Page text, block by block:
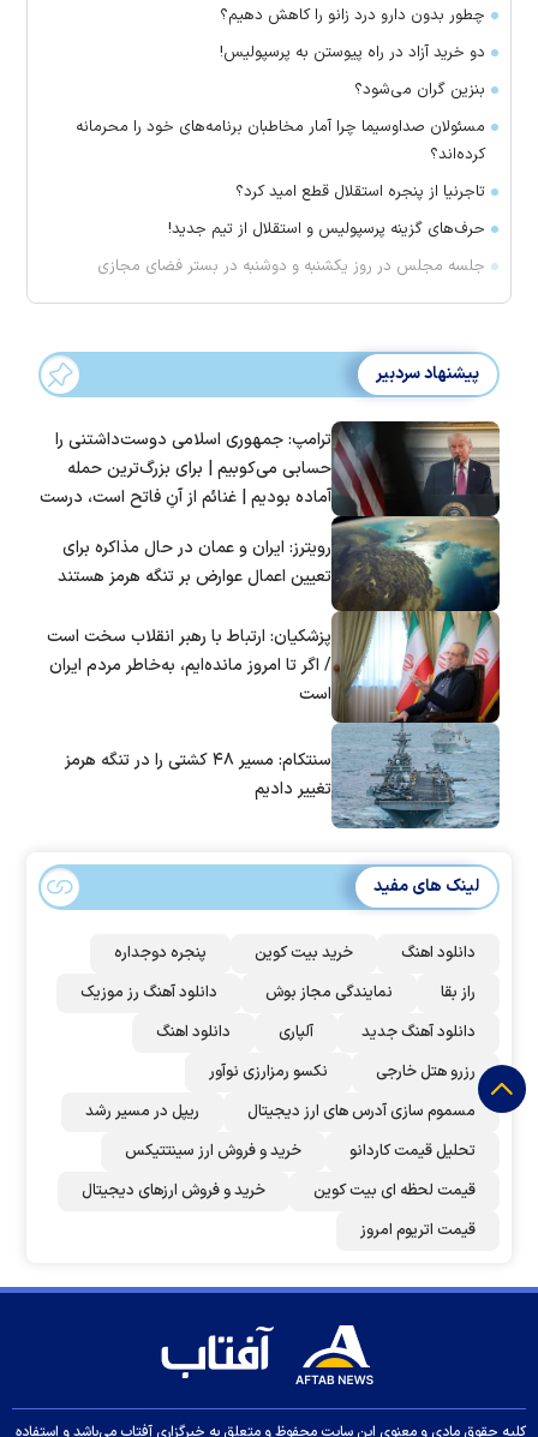
چطور بدون دارو درد زانو را کاهش دهیم؟
دو خرید آزاد در راه پیوستن به پرسپولیس!
بنزین گران می‌شود؟
مسئولان صداوسیما چرا آمار مخاطبان برنامه‌های خود را محرمانه
کرده‌اند؟
تاجرنیا از پنجره استقلال قطع امید کرد؟
حرف‌های گزینه پرسپولیس و استقلال از تیم جدید!
جلسه مجلس در روز یکشنبه و دوشنبه در بستر فضای مجازی
پیشنهاد سردبیر
ترامپ: جمهوری اسلامی دوست‌داشتنی را
حسابی می‌کوبیم | برای بزرگ‌ترین حمله
آماده بودیم | غنائم از آنِ فاتح است، درست
رویترز: ایران و عمان در حال مذاکره برای
تعیین اعمال عوارض بر تنگه هرمز هستند
پزشکیان: ارتباط با رهبر انقلاب سخت است
/ اگر تا امروز مانده‌ایم، به‌خاطر مردم ایران
است
سنتکام: مسیر ۴۸ کشتی را در تنگه هرمز
تغییر دادیم
لینک های مفید
دانلود اهنگ خرید بیت کوین
پنجره دوجداره
راز بقا
نمایندگی مجاز بوش
دانلود آهنگ رز‌ موزیک
دانلود آهنگ جدید
آلپاری
دانلود اهنگ
رزرو هتل خارجی
نکسو رمزارزی نوآور
مسموم سازی آدرس های ارز دیجیتال
ریپل در مسیر رشد
تحلیل قیمت کاردانو
خرید و فروش ارز سینتتیکس
قیمت لحظه ای بیت کوین
خرید و فروش ارزهای دیجیتال
قیمت اتریوم امروز
کلیه حقوق مادی و معنوی این سایت محفوظ و متعلق به خبرگزاری آفتاب می‌باشد و استفاده